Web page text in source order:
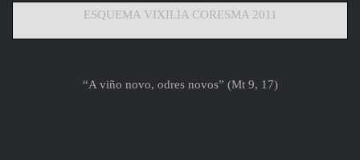
ESQUEMA VIXILIA CORESMA 2011
“A viño novo, odres novos” (Mt 9, 17)